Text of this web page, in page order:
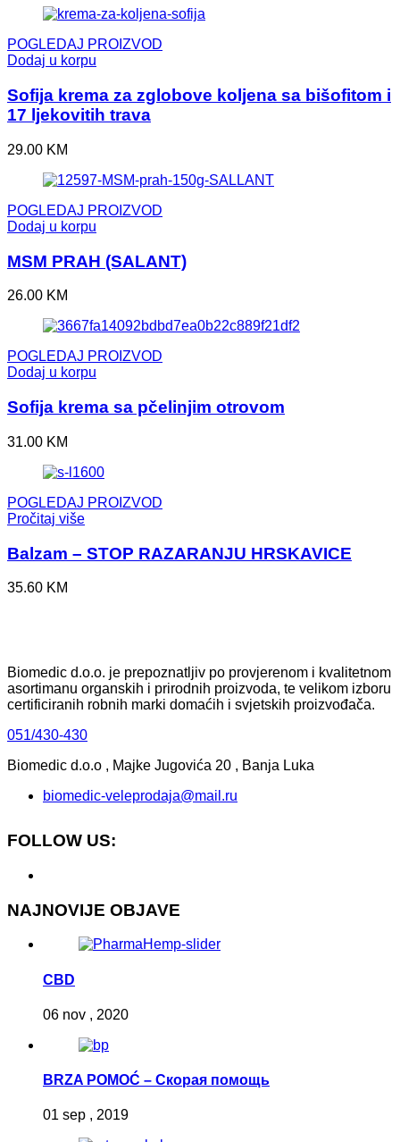
POGLEDAJ PROIZVOD
Dodaj u korpu
Sofija krema za zglobove koljena sa bišofitom i
17 ljekovitih trava
29.00 KM
POGLEDAJ PROIZVOD
Dodaj u korpu
MSM PRAH (SALANT)
26.00 KM
POGLEDAJ PROIZVOD
Dodaj u korpu
Sofija krema sa pčelinjim otrovom
31.00 KM
POGLEDAJ PROIZVOD
Pročitaj više
Balzam – STOP RAZARANJU HRSKAVICE
35.60 KM
Biomedic d.o.o. je prepoznatljiv po provjerenom i kvalitetnom
asortimanu organskih i prirodnih proizvoda, te velikom izboru
certificiranih robnih marki domaćih i svjetskih proizvođača.
051/430-430
Biomedic d.o.o , Majke Jugovića 20 , Banja Luka
biomedic-veleprodaja@mail.ru
FOLLOW US:
NAJNOVIJE OBJAVE
CBD
06 nov , 2020
BRZA POMOĆ – Скорая помощь
01 sep , 2019